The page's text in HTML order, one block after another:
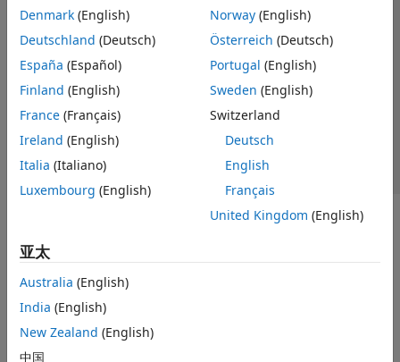
Denmark (English)
Deutschland (Deutsch)
España (Español)
Finland (English)
France (Français)
Ireland (English)
Italia (Italiano)
Luxembourg (English)
Norway(English)
Österreich (Deutsch)
Portugal (English)
Sweden (English)
Switzerland
Deutsch
English
Français
United Kingdom (English)
亚太
Australia (English)
India (English)
New Zealand (English)
中国
信任中心 商标 隐私政策 防盗版
应用程序状态
联系我们
© 1994-2026 The MathWorks, Inc.